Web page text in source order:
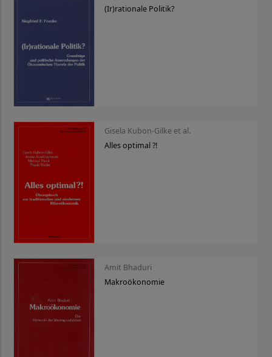
(Ir)rationale Politik?
Gisela Kubon-Gilke et al.
Alles optimal ?!
Amit Bhaduri
Makroökonomie